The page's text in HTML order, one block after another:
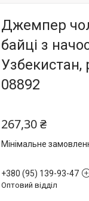
Джемпер
байці з
Узбекистан,
08892
267,30 ₴
Мінімальне
+380 (95) 139-93-47
Оптовий відділ